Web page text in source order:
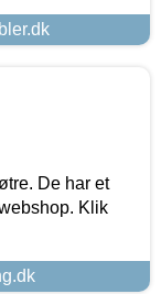
De har et
Klik